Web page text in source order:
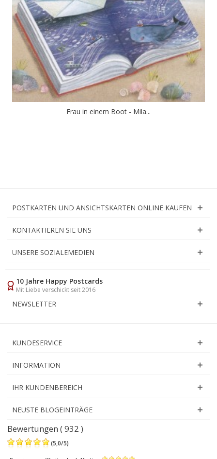
Frau in einem Boot - Mila...
POSTKARTEN UND ANSICHTSKARTEN ONLINE KAUFEN
KONTAKTIEREN SIE UNS
UNSERE SOZIALEMEDIEN
10 Jahre Happy Postcards
Mit Liebe verschickt seit 2016
NEWSLETTER
KUNDESERVICE
INFORMATION
IHR KUNDENBEREICH
NEUSTE BLOGEINTRÄGE
Bewertungen ( 932 )
(5,0/5)